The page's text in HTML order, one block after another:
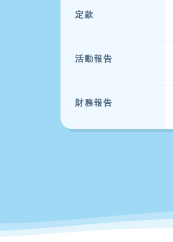
定款
活動報告
財務報告